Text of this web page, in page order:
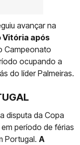
avançar na
Vitória após
Campeonato
ocupando a
do líder Palmeiras.
disputa da Copa
período de férias
Portugal. A